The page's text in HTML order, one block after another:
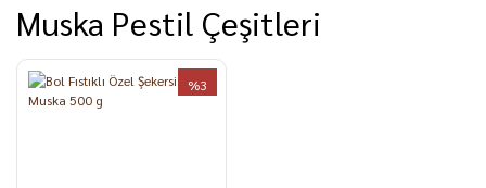
Muska Pestil Çeşitleri
%3